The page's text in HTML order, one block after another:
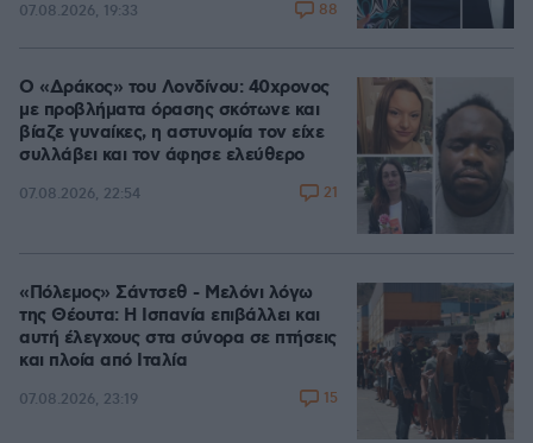
07.08.2026, 19:33 88
Ο «Δράκος» του Λονδίνου: 40χρονος
με προβλήματα όρασης σκότωνε και
βίαζε γυναίκες, η αστυνομία τον είχε
συλλάβει και τον άφησε ελεύθερο
07.08.2026, 22:54 21
«Πόλεμος» Σάντσεθ - Μελόνι λόγω
της Θέουτα: Η Ισπανία επιβάλλει και
αυτή έλεγχους στα σύνορα σε πτήσεις
και πλοία από Ιταλία
07.08.2026, 23:19 15